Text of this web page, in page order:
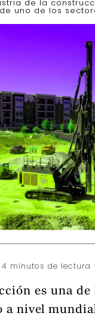
de la
uno de los
4 minutos de lectura
es una
a nivel